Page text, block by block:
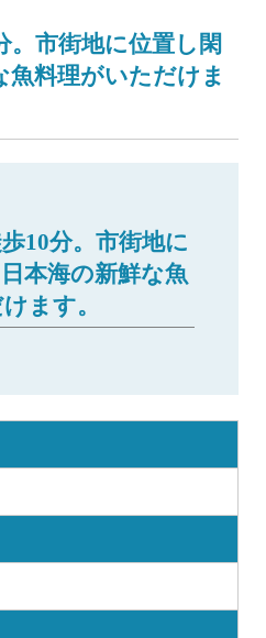
。市街地に位置し閑
魚料理がいただけま
10分。市街地に
本海の新鮮な魚
ます。